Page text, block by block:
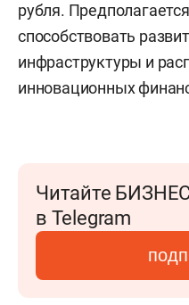
рубля.
способствовать
инфраструктуры и
инновационных
Читайте
в Telegram